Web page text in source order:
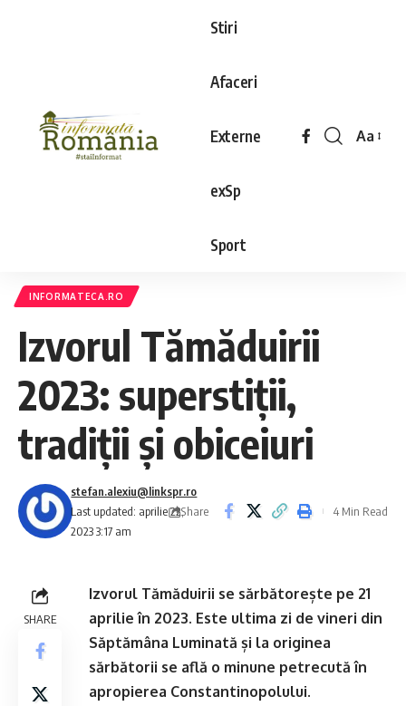
Stiri
Afaceri
Externe
exSp
Sport
Aa
INFORMATECA.RO
Izvorul Tămăduirii
2023: superstiții,
tradiții și obiceiuri
Last updated: aprilie 22,
2023 3:17 am
stefan.alexiu@linkspr.ro
Share
4 Min Read
SHARE
Izvorul Tămăduirii se sărbătorește pe 21
aprilie în 2023. Este ultima zi de vineri din
Săptămâna Luminată și la originea
sărbătorii se află o minune petrecută în
apropierea Constantinopolului.